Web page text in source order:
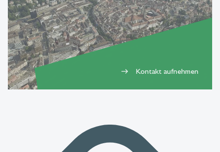
east Kontakt aufnehmen